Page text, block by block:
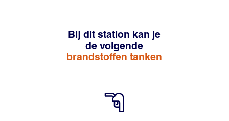
Bij dit station kan je
de volgende
brandstoffen tanken